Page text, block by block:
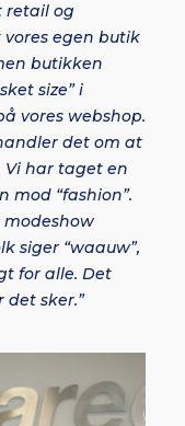
retail og
egen butik
butikken
size” i
vores webshop.
det om at
Vi har taget en
mod “fashion”.
siger “waauw”,
for alle. Det
det sker.”